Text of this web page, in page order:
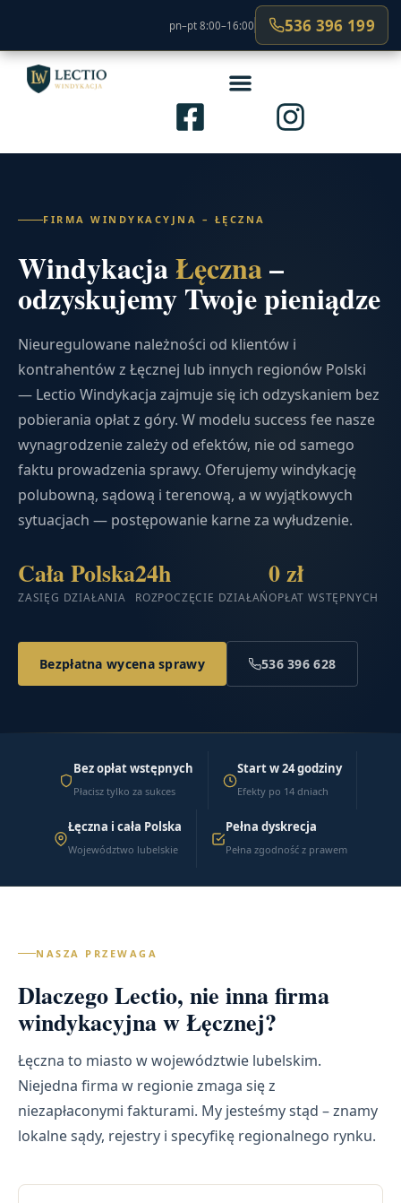
pn–pt 8:00–16:00 536 396 199
FIRMA WINDYKACYJNA – ŁĘCZNA
WindykacjaŁęczna–
odzyskujemy Twoje pieniądze
Nieuregulowane należności od klientów i
kontrahentów z Łęcznej lub innych regionów Polski
— Lectio Windykacja zajmuje się ich odzyskaniem bez
pobierania opłat z góry. W modelu success fee nasze
wynagrodzenie zależy od efektów, nie od samego
faktu prowadzenia sprawy. Oferujemy windykację
polubowną, sądową i terenową, a w wyjątkowych
sytuacjach — postępowanie karne za wyłudzenie.
Cała Polska
ZASIĘG DZIAŁANIA
24h
ROZPOCZĘCIE DZIAŁAŃ
0 zł
OPŁAT WSTĘPNYCH
Bezpłatna wycena sprawy 536 396 628
Bez opłat wstępnych
Płacisz tylko za sukces
Start w 24 godziny
Efekty po 14 dniach
Łęczna i cała Polska
Województwo lubelskie
Pełna dyskrecja
Pełna zgodność z prawem
NASZA PRZEWAGA
Dlaczego Lectio, nie inna firma
windykacyjna w Łęcznej?
Łęczna to miasto w województwie lubelskim.
Niejedna firma w regionie zmaga się z
niezapłaconymi fakturami. My jesteśmy stąd – znamy
lokalne sądy, rejestry i specyfikę regionalnego rynku.